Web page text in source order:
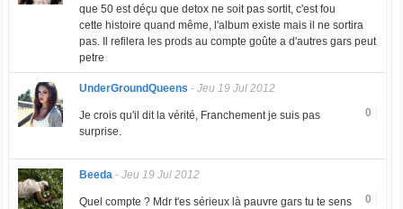
que 50 est déçu que detox ne soit pas sortit, c'est fou
cette histoire quand même, l'album existe mais il ne sortira
pas. Il refilera les prods au compte goûte a d'autres gars peut
petre
UnderGroundQueens - Jeu 19 Jul 2012
0
Je crois qu'il dit la vérité, Franchement je suis pas
surprise.
Beeda- Jeu 19 Jul 2012
0
Quel compte ? Mdr t'es sérieux là pauvre gars tu te sens